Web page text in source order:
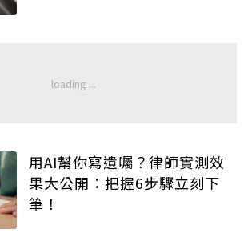
用AI幫你寫遺囑？律師實測效
果大公開：把握6步驟立刻下
筆！